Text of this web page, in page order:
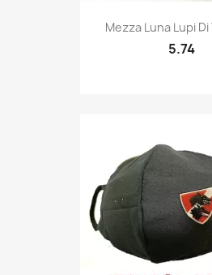
Quick
Mezza Luna Lupi
5.74